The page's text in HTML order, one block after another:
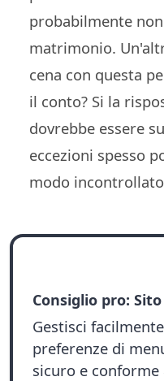
probabilmente
matrimonio.
cena con questa
il conto? Si la
dovrebbe essere
eccezioni spesso
modo
Consiglio pro:
Gestisci
preferenze di
sicuro e conforme